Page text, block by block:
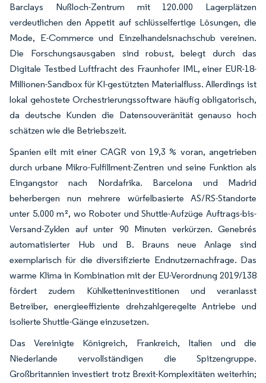
Barclays Nußloch-Zentrum mit 120.000 Lagerplätzen
verdeutlichen den Appetit auf schlüsselfertige Lösungen, die
Mode, E-Commerce und Einzelhandelsnachschub vereinen.
Die Forschungsausgaben sind robust, belegt durch das
Digitale Testbed Luftfracht des Fraunhofer IML, einer EUR-18-
Millionen-Sandbox für KI-gestützten Materialfluss. Allerdings ist
lokal gehostete Orchestrierungssoftware häufig obligatorisch,
da deutsche Kunden die Datensouveränität genauso hoch
schätzen wie die Betriebszeit.
Spanien eilt mit einer CAGR von 19,3 % voran, angetrieben
durch urbane Mikro-Fulfillment-Zentren und seine Funktion als
Eingangstor nach Nordafrika. Barcelona und Madrid
beherbergen nun mehrere würfelbasierte AS/RS-Standorte
unter 5.000 m², wo Roboter und Shuttle-Aufzüge Auftrags-bis-
Versand-Zyklen auf unter 90 Minuten verkürzen. Genebrés
automatisierter Hub und B. Brauns neue Anlage sind
exemplarisch für die diversifizierte Endnutzernachfrage. Das
warme Klima in Kombination mit der EU-Verordnung 2019/138
fördert zudem Kühlketteninvestitionen und veranlasst
Betreiber, energieeffiziente drehzahlgeregelte Antriebe und
isolierte Shuttle-Gänge einzusetzen.
Das Vereinigte Königreich, Frankreich, Italien und die
Niederlande vervollständigen die Spitzengruppe.
Großbritannien investiert trotz Brexit-Komplexitäten weiterhin;